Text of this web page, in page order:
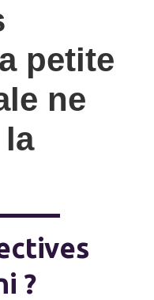
petite
ne
?